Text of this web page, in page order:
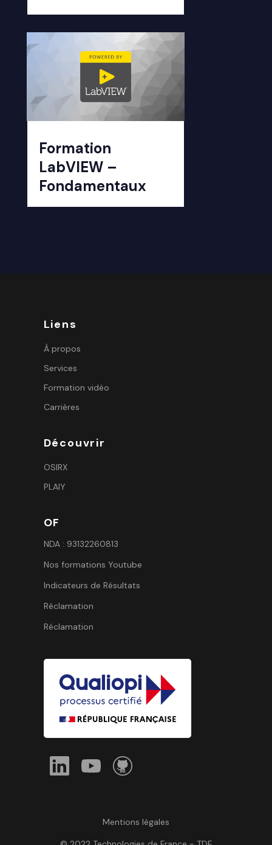
Formation
LabVIEW –
Fondamentaux
Liens
À propos
Services
Formation vidéo
Carrières
Découvrir
OSIRX
PLAIY
OF
NDA : 93132260813
Nos formations Youtube
Indicateurs de Résultats
Réclamation
Réclamation
Mentions légales